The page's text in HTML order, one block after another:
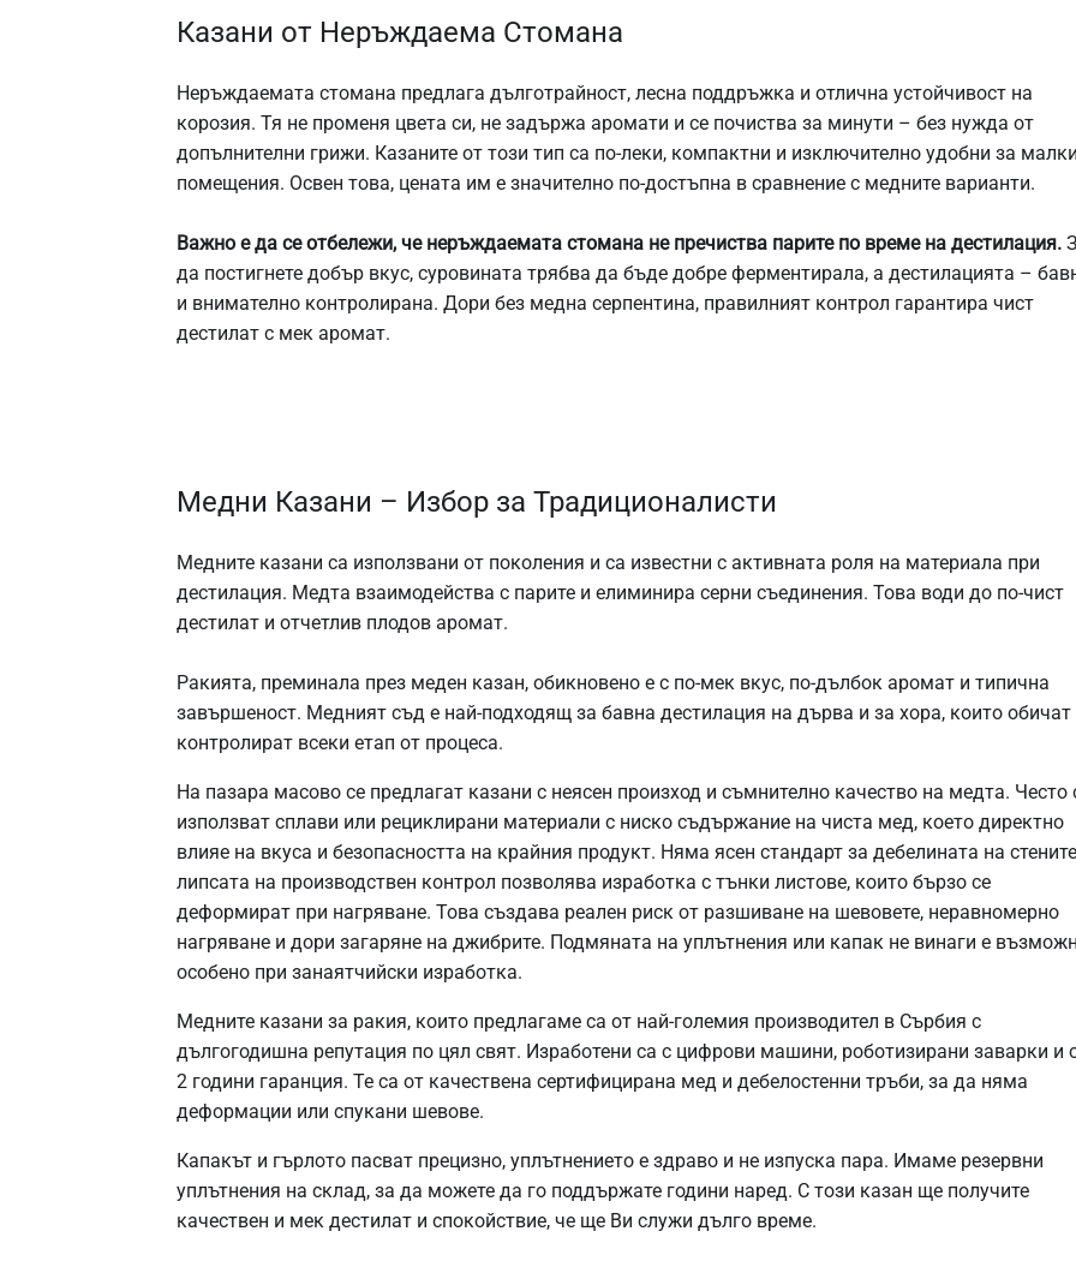
Казани от Неръждаема Стомана
Неръждаемата стомана предлага дълготрайност, лесна поддръжка и отлична устойчивост на
корозия. Тя не променя цвета си, не задържа аромати и се почиства за минути – без нужда от
допълнителни грижи. Казаните от този тип са по-леки, компактни и изключително удобни за
помещения. Освен това, цената им е значително по-достъпна в сравнение с медните варианти.
Важно е да се отбележи, че неръждаемата стомана не пречиства парите по време на дестилация.
да постигнете добър вкус, суровината трябва да бъде добре ферментирала, а дестилацията –
и внимателно контролирана. Дори без медна серпентина, правилният контрол гарантира чист
дестилат с мек аромат.
Медни Казани – Избор за Традиционалисти
Медните казани са използвани от поколения и са известни с активната роля на материала при
дестилация. Медта взаимодейства с парите и елиминира серни съединения. Това води до по-чист
дестилат и отчетлив плодов аромат.
Ракията, преминала през меден казан, обикновено е с по-мек вкус, по-дълбок аромат и типична
завършеност. Медният съд е най-подходящ за бавна дестилация на дърва и за хора, които
контролират всеки етап от процеса.
На пазара масово се предлагат казани с неясен произход и съмнително качество на медта. Често
използват сплави или рециклирани материали с ниско съдържание на чиста мед, което директно
влияе на вкуса и безопасността на крайния продукт. Няма ясен стандарт за дебелината на
липсата на производствен контрол позволява изработка с тънки листове, които бързо се
деформират при нагряване. Това създава реален риск от разшиване на шевовете, неравномерно
нагряване и дори загаряне на джибрите. Подмяната на уплътнения или капак не винаги е
особено при занаятчийски изработка.
Медните казани за ракия, които предлагаме са от най-големия производител в Сърбия с
дългогодишна репутация по цял свят. Изработени са с цифрови машини, роботизирани заварки и
2 години гаранция. Те са от качествена сертифицирана мед и дебелостенни тръби, за да няма
деформации или спукани шевове.
Капакът и гърлото пасват прецизно, уплътнението е здраво и не изпуска пара. Имаме резервни
уплътнения на склад, за да можете да го поддържате години наред. С този казан ще получите
качествен и мек дестилат и спокойствие, че ще Ви служи дълго време.